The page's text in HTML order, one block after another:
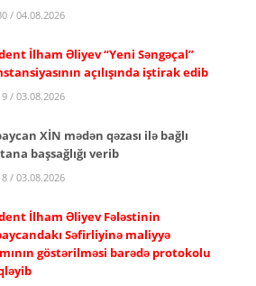
/ 04.08.2026
İlham Əliyev “Yeni Səngəçal”
açılışında iştirak edib
/ 03.08.2026
XİN mədən qəzası ilə bağlı
başsağlığı verib
/ 03.08.2026
İlham Əliyev Fələstinin
Səfirliyinə maliyyə
göstərilməsi barədə protokolu